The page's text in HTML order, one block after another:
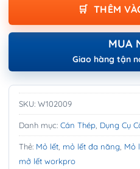
THÊM
MUA
Giao hàng tận
SKU: W102009
Danh mục: Cán Thép Dụng Cụ
Thẻ: Mỏ lết mỏ lết đa năng Mỏ
mở lết workpro